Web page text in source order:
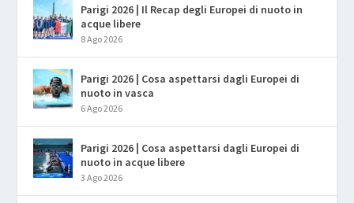
Parigi 2026 | Il Recap degli Europei di nuoto in
acque libere
8 Ago 2026
Parigi 2026 | Cosa aspettarsi dagli Europei di
nuoto in vasca
6 Ago 2026
Parigi 2026 | Cosa aspettarsi dagli Europei di
nuoto in acque libere
3 Ago 2026